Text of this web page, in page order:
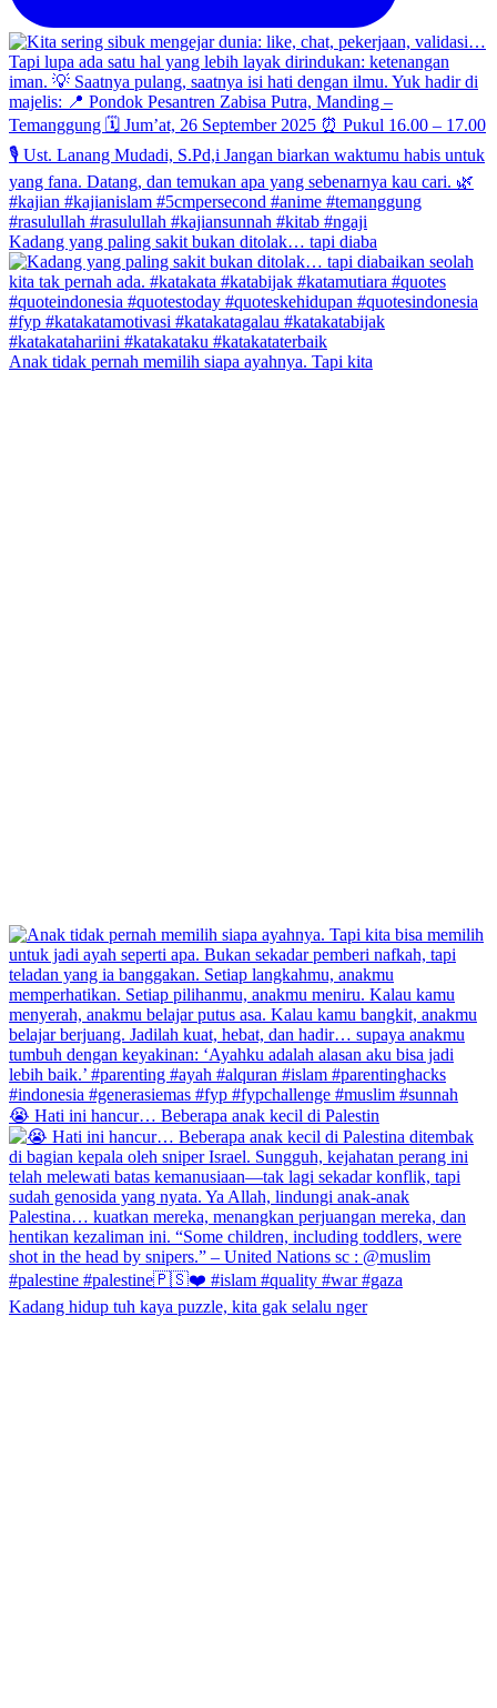
Kadang yang paling sakit bukan ditolak… tapi diaba
Anak tidak pernah memilih siapa ayahnya. Tapi kita
😭 Hati ini hancur… Beberapa anak kecil di Palestin
Kadang hidup tuh kaya puzzle, kita gak selalu nger